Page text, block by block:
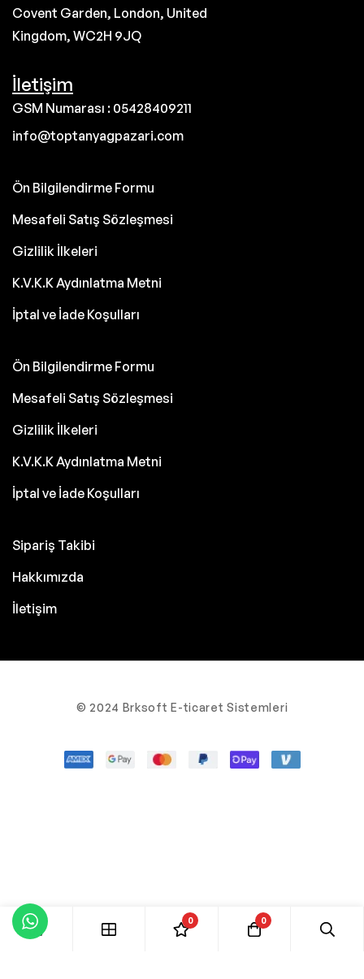
Covent Garden, London, United
Kingdom, WC2H 9JQ
İletişim
GSM Numarası : 05428409211
info@toptanyagpazari.com
Ön Bilgilendirme Formu
Mesafeli Satış Sözleşmesi
Gizlilik İlkeleri
K.V.K.K Aydınlatma Metni
İptal ve İade Koşulları
Ön Bilgilendirme Formu
Mesafeli Satış Sözleşmesi
Gizlilik İlkeleri
K.V.K.K Aydınlatma Metni
İptal ve İade Koşulları
Sipariş Takibi
Hakkımızda
İletişim
© 2024 Brksoft E-ticaret Sistemleri
0 0